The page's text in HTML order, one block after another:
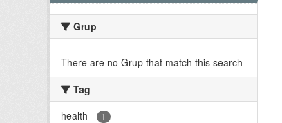
Grup
There are no Grup that match this search
Tag
health - 1